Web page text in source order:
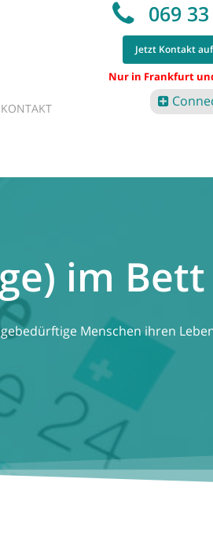
069
Jetzt Kontakt
Nur in Frankfurt
KONTAKT
im Bett
Menschen ihren